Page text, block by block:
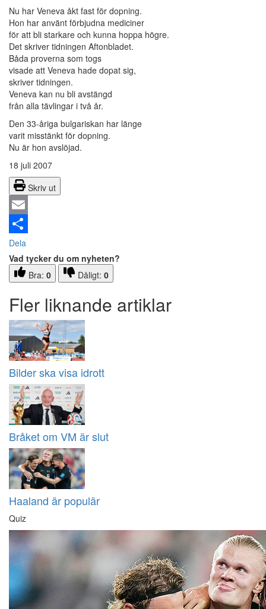
Nu har Veneva åkt fast för dopning.
Hon har använt förbjudna mediciner
för att bli starkare och kunna hoppa högre.
Det skriver tidningen Aftonbladet.
Båda proverna som togs
visade att Veneva hade dopat sig,
skriver tidningen.
Veneva kan nu bli avstängd
från alla tävlingar i två år.
Den 33-åriga bulgariskan har länge
varit misstänkt för dopning.
Nu är hon avslöjad.
18 juli 2007
Skriv ut
Email
Dela
Vad tycker du om nyheten?
Bra: 0 Dåligt: 0
Fler liknande artiklar
Bilder ska visa idrott
Bråket om VM är slut
Haaland är populär
Quiz